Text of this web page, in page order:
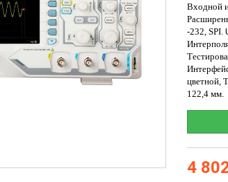
Входной
-232, SPI.
цветной,
122,4 мм.
4